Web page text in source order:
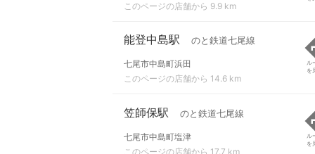
このページの店舗から 9.9 km
能登中島駅 のと鉄道七尾線
七尾市中島町浜田
このページの店舗から 14.6 km
ル
を
笠師保駅 のと鉄道七尾線
七尾市中島町塩津
このページの店舗から 17.7 km
ル
を